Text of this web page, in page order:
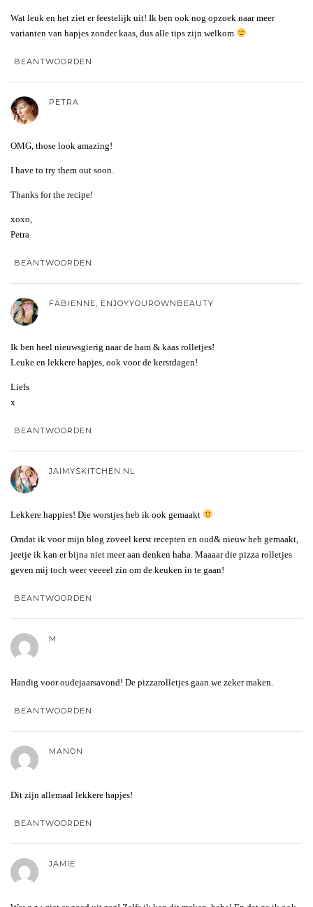
Wat leuk en het ziet er feestelijk uit! Ik ben ook nog opzoek naar meer
varianten van hapjes zonder kaas, dus alle tips zijn welkom
BEANTWOORDEN
PETRA
OMG, those look amazing!
I have to try them out soon.
Thanks for the recipe!
xoxo,
Petra
BEANTWOORDEN
FABIENNE, ENJOYYOUROWNBEAUTY
Ik ben heel nieuwsgierig naar de ham & kaas rolletjes!
Leuke en lekkere hapjes, ook voor de kerstdagen!
Liefs
x
BEANTWOORDEN
JAIMYSKITCHEN.NL
Lekkere happies! Die worstjes heb ik ook gemaakt
Omdat ik voor mijn blog zoveel kerst recepten en oud& nieuw heb gemaakt,
jeetje ik kan er bijna niet meer aan denken haha. Maaaar die pizza rolletjes
geven mij toch weer veeeel zin om de keuken in te gaan!
BEANTWOORDEN
M
Handig voor oudejaarsavond! De pizzarolletjes gaan we zeker maken.
BEANTWOORDEN
MANON
Dit zijn allemaal lekkere hapjes!
BEANTWOORDEN
JAMIE